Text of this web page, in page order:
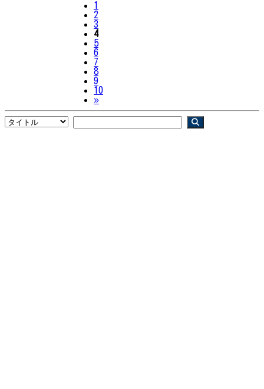
1
2
3
4
5
6
7
8
9
10
»Next